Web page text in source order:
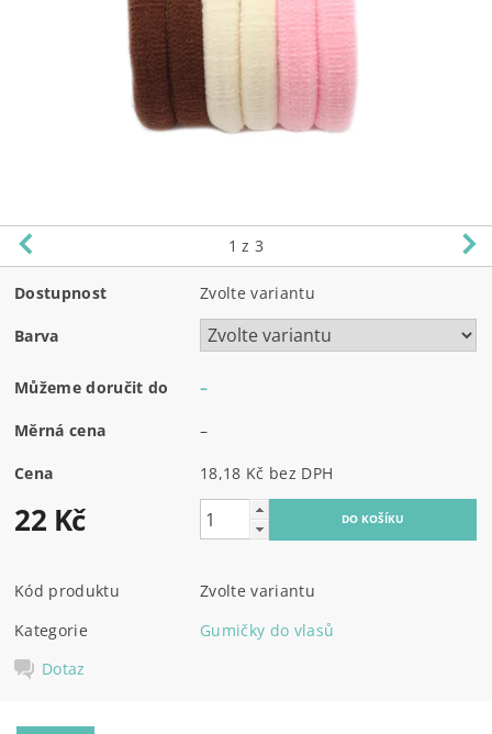
1 z 3
Dostupnost Zvolte variantu
Barva
Můžeme doručit do –
Měrná cena –
Cena 18,18 Kč bez DPH
22 Kč
Kód produktu
Zvolte variantu
Kategorie
Gumičky do vlasů
Dotaz